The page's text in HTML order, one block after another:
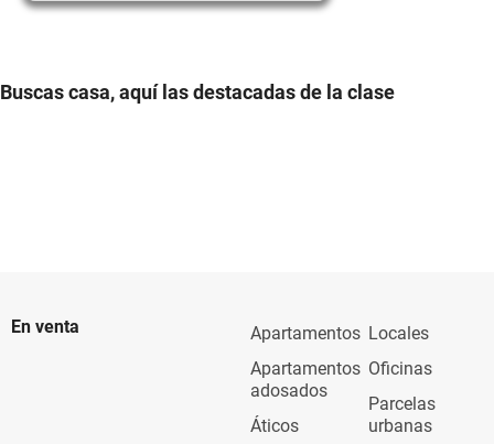
Buscas casa, aquí las destacadas de la clase
En venta
Apartamentos
Apartamentos
adosados
Áticos
Locales
Oficinas
Parcelas
urbanas